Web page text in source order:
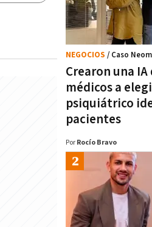
Crearon una
médicos a
psiquiátrico
pacientes
NEGOCIOS / Caso
Por Rocío Bravo